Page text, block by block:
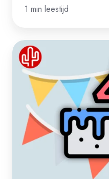
1 min leestijd
We
hebben
wat
vieren!